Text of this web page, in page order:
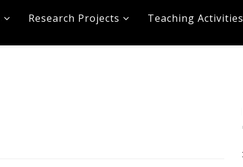
Research Projects Teaching Activities